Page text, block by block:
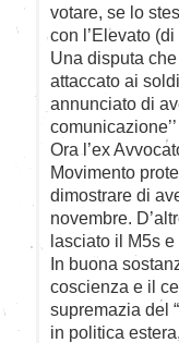
votare, se lo
con l’Elevato
Una disputa
attaccato ai
annunciato di
Ora l’ex
Movimento
dimostrare di
novembre.
lasciato il M5s
In buona
coscienza e il
supremazia del
in politica